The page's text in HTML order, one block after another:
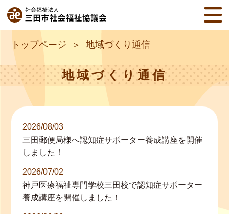
トップページ 地域づくり通信
地域づくり通信
2026/08/03
三田郵便局様へ認知症サポーター養成講座を開催
しました！
2026/07/02
神戸医療福祉専門学校三田校で認知症サポーター
養成講座を開催しました！